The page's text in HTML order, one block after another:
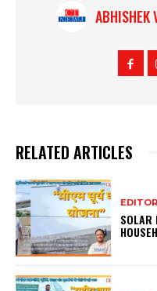
ABHISHEK
RELATED ARTICLES
SOLAR